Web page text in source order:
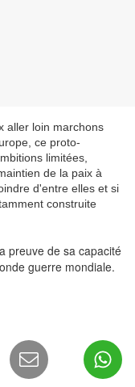
aller loin marchons
ce proto-
limitées,
de la paix à
d'entre elles et si
construite
preuve de sa capacité
guerre mondiale.